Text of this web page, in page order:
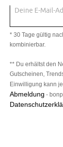
Deine E-Mail-
* 30 Tage gültig
kombinierbar.
** Du erhältst den
Gutscheinen,
Einwilligung kann
Abmeldung -